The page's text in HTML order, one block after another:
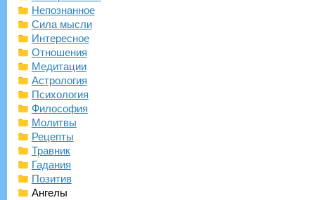
Непознанное
Сила мысли
Интересное
Отношения
Медитации
Астрология
Психология
Философия
Молитвы
Рецепты
Травник
Гадания
Позитив
Ангелы